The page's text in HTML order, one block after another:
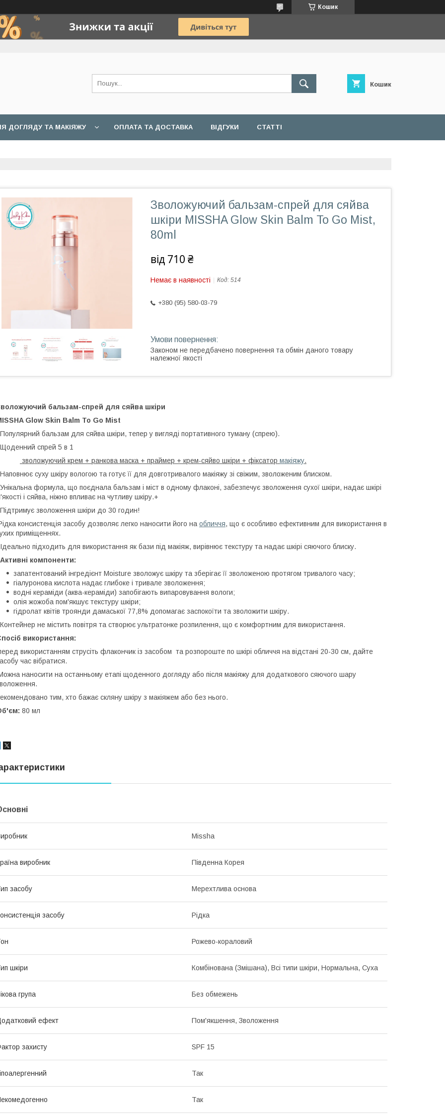
Кошик
Кошик
ДОГЛЯДУ ТА МАКІЯЖУ ОПЛАТА ТА ДОСТАВКА ВІДГУКИ СТАТТІ
Зволожуючий бальзам-спрей для сяйва
шкіри MISSHA Glow Skin Balm To Go Mist,
80ml
від 710 ₴
Немає в наявності Код: 514
+380 (95) 580-03-79
Законом не передбачено повернення та обмін даного товару
належної якості
бальзам-спрей для сяйва шкіри
Glow Skin Balm To Go Mist
Популярний бальзам для сяйва шкіри, тепер у вигляді портативного туману (спрею).
Щоденний спрей 5 в 1
зволожуючий крем + ранкова маска + праймер + крем-сяйво шкіри + фіксатор макіяжу.
Наповнює суху шкіру вологою та готує її для довготривалого макіяжу зі свіжим, зволоженим блиском.
Унікальна формула, що поєднала бальзам і міст в одному флаконі, забезпечує зволоження сухої шкіри, надає шкірі
і сяйва, ніжно впливає на чутливу шкіру.+
Підтримує зволоження шкіри до 30 годин!
консистенція засобу дозволяє легко наносити його на обличчя, що є особливо ефективним для використання в
приміщеннях.
Ідеально підходить для використання як бази під макіяж, вирівнює текстуру та надає шкірі сяючого блиску.
Активні компоненти:
запатентований інгредієнт Moisture зволожує шкіру та зберігає її зволоженою протягом тривалого часу;
гіалуронова кислота надає глибоке і тривале зволоження;
водні кераміди (аква-кераміди) запобігають випаровування вологи;
олія жожоба пом'якшує текстуру шкіри;
гідролат квітів троянди дамаської 77,8% допомагає заспокоїти та зволожити шкіру.
Контейнер не містить повітря та створює ультратонке розпилення, що є комфортним для використання.
використання:
використанням струсіть флакончик із засобом та розпороште по шкірі обличчя на відстані 20-30 см, дайте
час вібратися.
наносити на останньому етапі щоденного догляду або після макіяжу для додаткового сяючого шару
тим, хто бажає скляну шкіру з макіяжем або без нього.
80 мл
Missha
виробник Південна Корея
засобу Мерехтлива основа
засобу Рідка
Рожево-кораловий
шкіри Комбінована (Змішана), Всі типи шкіри, Нормальна, Суха
група Без обмежень
ефект Пом'якшення, Зволоження
захисту SPF 15
Так
Так